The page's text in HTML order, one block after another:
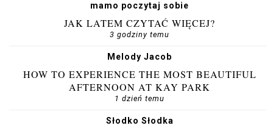
mamo poczytaj sobie
JAK LATEM CZYTAĆ WIĘCEJ?
3 godziny temu
Melody Jacob
HOW TO EXPERIENCE THE MOST BEAUTIFUL
AFTERNOON AT KAY PARK
1 dzień temu
Słodko Słodka